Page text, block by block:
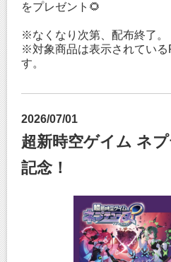
をプレゼント🌻
※なくなり次第、配布終了
※対象商品は表示されている
す。
2026/07/01
超新時空ゲイム ネ
記念！